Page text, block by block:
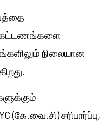
கட்டணங்களை
நிலையான
சரிபார்ப்பு,